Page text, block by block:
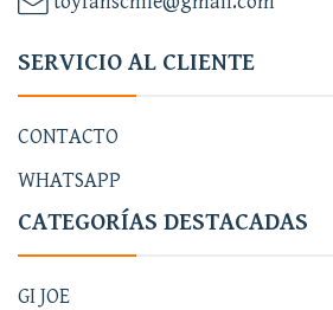
SERVICIO AL CLIENTE
CONTACTO
WHATSAPP
CATEGORÍAS DESTACADAS
GI JOE